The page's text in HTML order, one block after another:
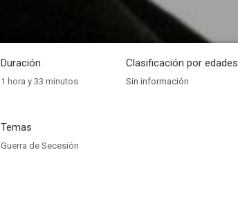
Duración
1 hora y 33 minutos
Clasificación por edades
Sin información
Temas
Guerra de Secesión